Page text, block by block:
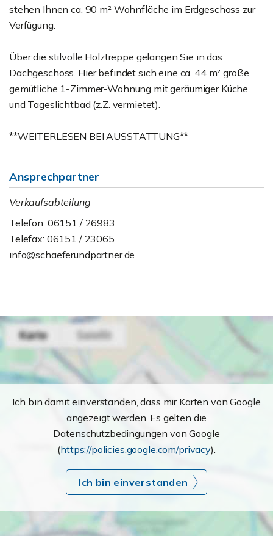
stehen Ihnen ca. 90 m² Wohnfläche im Erdgeschoss zur
Verfügung.
Über die stilvolle Holztreppe gelangen Sie in das
Dachgeschoss. Hier befindet sich eine ca. 44 m² große
gemütliche 1-Zimmer-Wohnung mit geräumiger Küche
und Tageslichtbad (z.Z. vermietet).
**WEITERLESEN BEI AUSSTATTUNG**
Ansprechpartner
Verkaufsabteilung
Telefon: 06151 / 26983
Telefax: 06151 / 23065
info@schaeferundpartner.de
Ich bin damit einverstanden, dass mir Karten von Google
angezeigt werden. Es gelten die
Datenschutzbedingungen von Google
(https://policies.google.com/privacy).
Ich bin einverstanden